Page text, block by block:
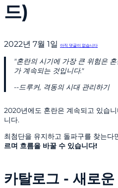
드)
2022년 7월 1일 아직 댓글이 없습니다
"혼란의 시기에 가장 큰 위험은
가 계속되는 것입니다."
--드루커, 격동의 시대 관리하기
2020년에도 혼란은 계속되고 있습
니다.
최첨단을 유지하고 돌파구를 찾는다
르며 흐름을 바꿀 수 있습니다!
카탈로그 - 새로